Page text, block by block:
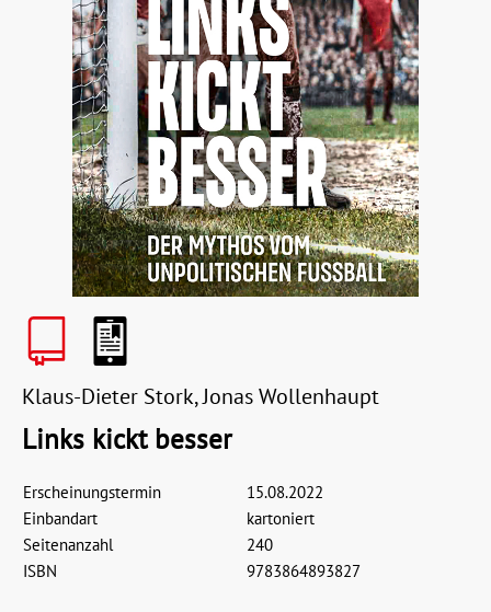
Klaus-Dieter Stork, Jonas Wollenhaupt
Links kickt besser
Erscheinungstermin
15.08.2022
Einbandart
kartoniert
Seitenanzahl
240
ISBN
9783864893827